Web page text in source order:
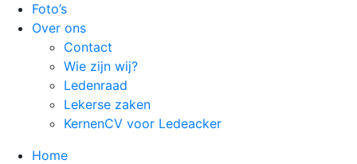
Foto’s
Over ons
Contact
Wie zijn wij?
Ledenraad
Lekerse zaken
KernenCV voor Ledeacker
Home